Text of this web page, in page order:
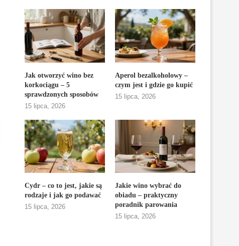
Jak otworzyć wino bez
korkociągu – 5
sprawdzonych sposobów
15 lipca, 2026
Aperol bezalkoholowy –
czym jest i gdzie go kupić
15 lipca, 2026
Cydr – co to jest, jakie są
rodzaje i jak go podawać
15 lipca, 2026
Jakie wino wybrać do
obiadu – praktyczny
poradnik parowania
15 lipca, 2026